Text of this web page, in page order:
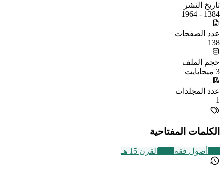
تاريخ النشر
1384 - 1964
عدد الصفحات
138
حجم الملف
3 ميجابايت
عدد المجلدات
1
الكلمات المفتاحية
أصول فقه القرن 15 هـ